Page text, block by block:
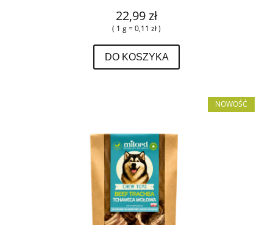
22,99 zł
( 1 g = 0,11 zł )
DO KOSZYKA
NOWOŚĆ